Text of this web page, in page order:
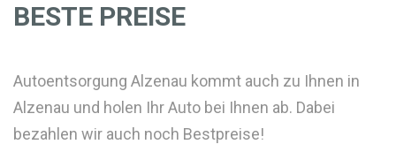
BESTE PREISE
Autoentsorgung Alzenau kommt auch zu Ihnen in
Alzenau und holen Ihr Auto bei Ihnen ab. Dabei
bezahlen wir auch noch Bestpreise!